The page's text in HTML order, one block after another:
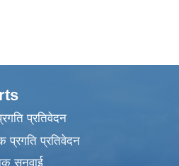
प्रतिवेदन
प्रगति प्रतिवेदन
सुनुवाई